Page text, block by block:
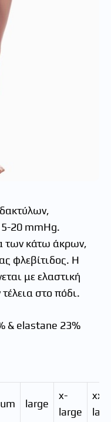
20 mmHg.
των κάτω άκρων,
φλεβίτιδος. Η
με ελαστική
στο πόδι.
& elastane 23%
large
x-
large
xx-